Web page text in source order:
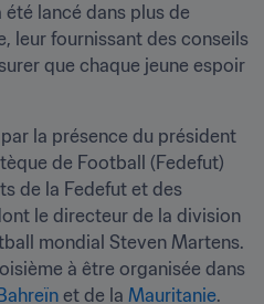
été lancé dans plus de
leur fournissant des conseils
que chaque jeune espoir
par la présence du président
de Football (Fedefut)
de la Fedefut et des
le directeur de la division
mondial Steven Martens.
à être organisée dans
Bahreïn et de la Mauritanie.